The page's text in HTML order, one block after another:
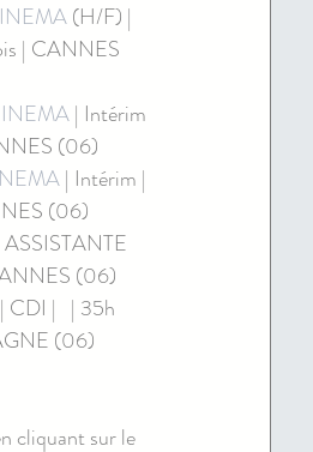
(H/F) |
| CANNES
| Intérim
(06)
| Intérim |
(06)
ASSISTANTE
(06)
|   | 35h
(06)
cliquant sur le